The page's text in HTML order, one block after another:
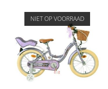
NIET OP VOORRAAD